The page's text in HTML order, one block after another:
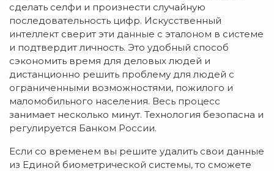
сделать селфи и произнести случайную
последовательность цифр. Искусственный
интеллект сверит эти данные с эталоном в системе
и подтвердит личность. Это удобный способ
сэкономить время для деловых людей и
дистанционно решить проблему для людей с
ограниченными возможностями, пожилого и
маломобильного населения. Весь процесс
занимает несколько минут. Технология безопасна и
регулируется Банком России.
Если со временем вы решите удалить свои данные
из Единой биометрической системы, то сможете